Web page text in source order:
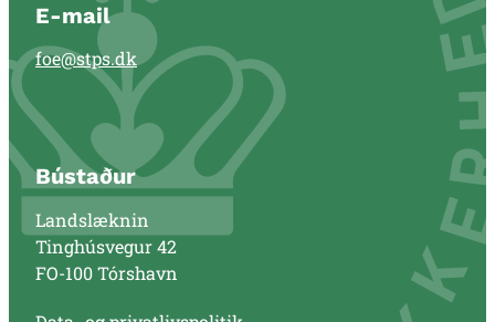
E-mail
foe@stps.dk
Bústaður
Landslæknin
Tinghúsvegur 42
FO-100 Tórshavn